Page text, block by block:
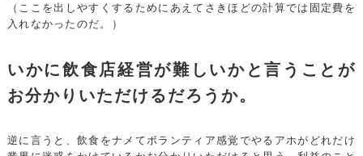
（ここを出しやすくするためにあえてさきほどの計算では固定費を
入れなかったのだ。）
いかに飲食店経営が難しいかと言うことが
お分かりいただけるだろうか。
逆に言うと、飲食をナメてボランティア感覚でやるアホがどれだけ